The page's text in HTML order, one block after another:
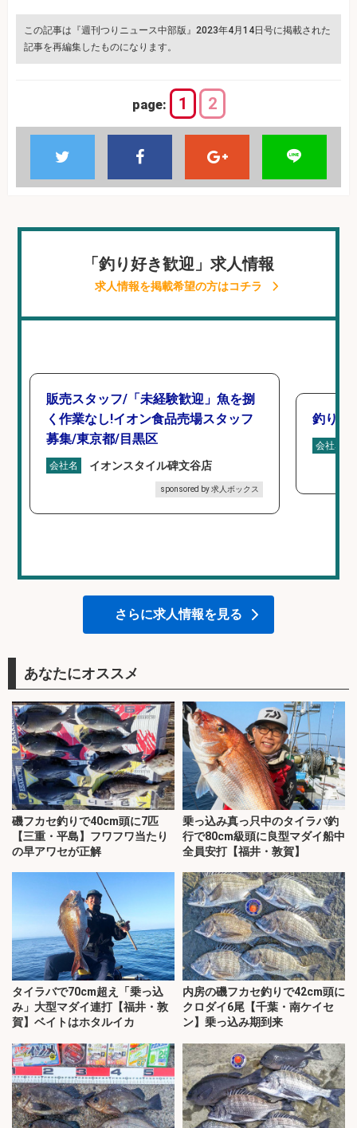
この記事は『週刊つりニュース中部版』2023年4月14日号に掲載された
記事を再編集したものになります。
page: 1 2
「釣り好き歓迎」求人情報
求人情報を掲載希望の方はコチラ
販売スタッフ/「未経験歓迎」魚を捌
く作業なし!イオン食品売場スタッフ
募集/東京都/目黒区
会社名 イオンスタイル碑文谷店
sponsored by 求人ボックス
釣り具
会社名
さらに求人情報を見る
あなたにオススメ
磯フカセ釣りで40cm頭に7匹
【三重・平島】フワフワ当たり
の早アワセが正解
乗っ込み真っ只中のタイラバ釣
行で80cm級頭に良型マダイ船中
全員安打【福井・敦賀】
タイラバで70cm超え「乗っ込
み」大型マダイ連打【福井・敦
賀】ベイトはホタルイカ
内房の磯フカセ釣りで42cm頭に
クロダイ6尾【千葉・南ケイセ
ン】乗っ込み期到来